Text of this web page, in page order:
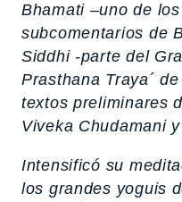
Bhamati –uno de
subcomentarios de
Siddhi-parte del
Prasthana Traya´
textos preliminares
Viveka Chudamaniy
Intensificó su
los grandes yoguis